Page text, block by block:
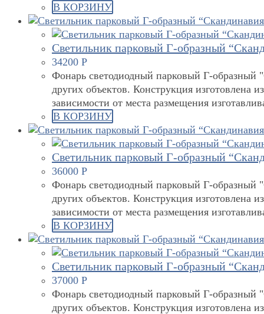
В КОРЗИНУ
Светильник парковый Г-образный
34200 Р
Фонарь светодиодный парковый Г-образный
других объектов. Конструкция изготовлена
зависимости от места размещения
В КОРЗИНУ
Светильник парковый Г-образный
36000 Р
Фонарь светодиодный парковый Г-образный
других объектов. Конструкция изготовлена
зависимости от места размещения
В КОРЗИНУ
Светильник парковый Г-образный
37000 Р
Фонарь светодиодный парковый Г-образный
других объектов. Конструкция изготовлена